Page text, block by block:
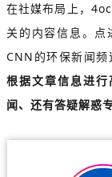
在社媒布局上，
关的内容信息。
CNN的环保新闻频
根据文章信息进
闻、还有答疑解惑